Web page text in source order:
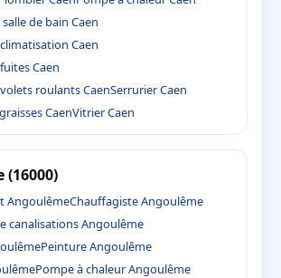
de bain Caen
Caen
Caen
roulants CaenSerrurier Caen
CaenVitrier Caen
AngoulêmeChauffagiste Angoulême
canalisations Angoulême
Peinture Angoulême
Pompe à chaleur Angoulême